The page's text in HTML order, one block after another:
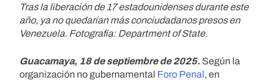
Tras la liberación de 17 estadounidenses durante este
año, ya no quedarían más conciudadanos presos en
Venezuela. Fotografía: Department of State.
Guacamaya, 18 de septiembre de 2025. Según la
organización no gubernamental Foro Penal, en